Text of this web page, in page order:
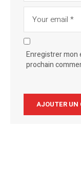
Enregistrer mon
prochain